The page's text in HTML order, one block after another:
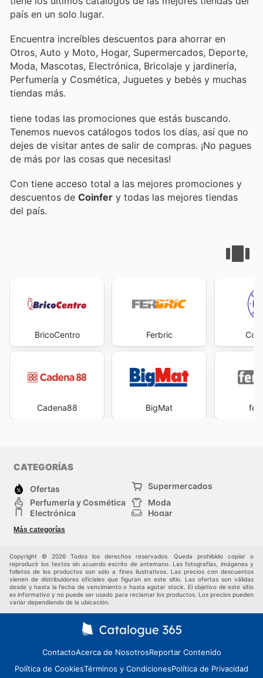
país en un solo lugar.
Encuentra increíbles descuentos para ahorrar en
Otros, Auto y Moto, Hogar, Supermercados, Deporte,
Moda, Mascotas, Electrónica, Bricolaje y jardinería,
Perfumería y Cosmética, Juguetes y bebés y muchas
tiendas más.
tiene todas las promociones que estás buscando.
Tenemos nuevos catálogos todos los días, así que no
dejes de visitar antes de salir de compras. ¡No pagues
de más por las cosas que necesitas!
Con tiene acceso total a las mejores promociones y
descuentos de Coinfer y todas las mejores tiendas
del país.
BricoCentro
Cadena88
Ferbric
BigMat
CATEGORÍAS
Ofertas
Supermercados
Perfumería y Cosmética
Moda
Electrónica
Hogar
Deporte
Juguetes y bebés
Más categorías
Copyright © 2026 Todos los derechos reservados. Queda prohibido copiar o
reproducir los textos sin acuerdo escrito de antemano. Las fotografías, imágenes y
folletos de los productos son sólo a fines ilustrativos. Las precios con descuentos
vienen de distribuidores oficiales que figuran en este sitio. Las ofertas son válidas
desde y hasta la fecha de vencimiento o hasta agotar stock. El objetivo de este sitio
es informativo y no puede ser usado para reclamar los productos. Los precios pueden
variar dependiendo de la ubicación.
ContactoAcerca de NosotrosReportar Contenido
Política de CookiesTérminos y CondicionesPolítica de Privacidad